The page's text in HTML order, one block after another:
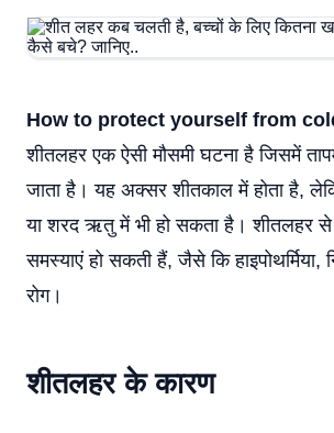
How to protect yourself from
शीतलहर एक ऐसी मौसमी घटना है जिसमें
जाता है। यह अक्सर शीतकाल में होता है,
या शरद ऋतु में भी हो सकता है। शीतलहर से
समस्याएं हो सकती हैं, जैसे कि हाइपोथर्मिया,
रोग।
शीतलहर के कारण